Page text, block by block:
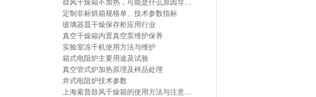
定制非标烘箱规格单、技术参数指标
玻璃器皿干燥保存柜应用行业
真空干燥箱内置真空泵维护保养
实验室冻干机使用方法与维护
箱式电阻炉主要用途及试验
真空管式炉加热原理及样品处理
井式电阻炉技术参数
上海索普鼓风干燥箱的使用方法与注意事项